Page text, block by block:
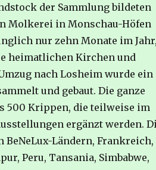
der Sammlung bildeten
Molkerei in Monschau-Höfen
nur zehn Monate im
heimatlichen Kirchen und
nach Losheim wurde ein
und gebaut. Die ganze
500 Krippen, die teilweise im
ergänzt werden.
BeNeLux-Ländern, Frankreich,
Peru, Tansania, Simbabwe,